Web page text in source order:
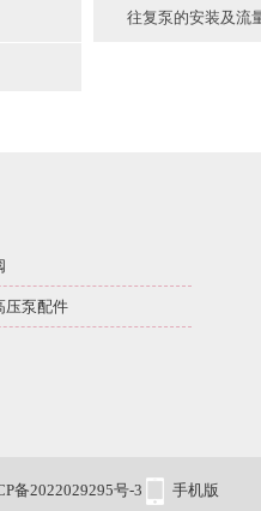
往复泵的安装及流
压泵配件
备2022029295号-3 手机版